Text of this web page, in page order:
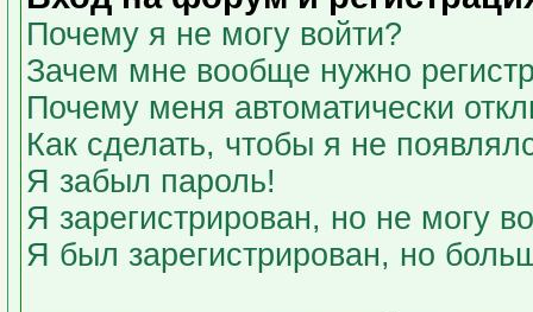
Почему я не могу войти?
Зачем мне вообще нужно
Почему меня автоматически
Как сделать, чтобы я не
Я забыл пароль!
Я зарегистрирован, но не могу
Я был зарегистрирован, но